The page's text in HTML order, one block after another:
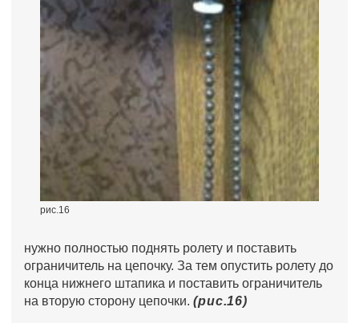
рис.16
нужно полностью поднять ролету и поставить
ограничитель на цепочку. За тем опустить ролету до
конца нижнего штапика и поставить ограничитель
на вторую сторону цепочки.(рис.16)